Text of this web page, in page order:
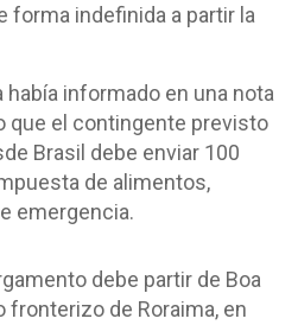
forma indefinida a partir la
había informado en una nota
que el contingente previsto
Brasil debe enviar 100
de alimentos,
emergencia.
debe partir de Boa
fronterizo de Roraima, en